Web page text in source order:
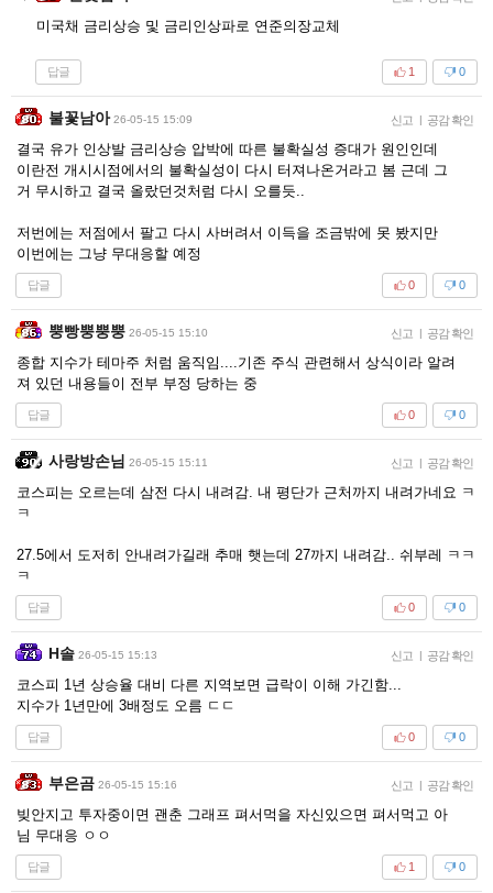
미국채 금리상승 및 금리인상파로 연준의장교체
답글 0
1
불꽃남아 26-05-15 15:09 신고 | 공감 확인
결국 유가 인상발 금리상승 압박에 따른 불확실성 증대가 원인인데
이란전 개시시점에서의 불확실성이 다시 터져나온거라고 봄 근데 그
거 무시하고 결국 올랐던것처럼 다시 오를듯..
저번에는 저점에서 팔고 다시 사버려서 이득을 조금밖에 못 봤지만
이번에는 그냥 무대응할 예정
답글 0
0
뿡빵뿡뿡뿡 26-05-15 15:10 신고 | 공감 확인
종합 지수가 테마주 처럼 움직임....기존 주식 관련해서 상식이라 알려
져 있던 내용들이 전부 부정 당하는 중
답글 0
0
사랑방손님 26-05-15 15:11 신고 | 공감 확인
코스피는 오르는데 삼전 다시 내려감. 내 평단가 근처까지 내려가네요 ㅋ
ㅋ
27.5에서 도저히 안내려가길래 추매 햇는데 27까지 내려감.. 쉬부레 ㅋㅋ
ㅋ
답글 0
0
H솔 26-05-15 15:13 신고 | 공감 확인
코스피 1년 상승율 대비 다른 지역보면 급락이 이해 가긴함...
지수가 1년만에 3배정도 오름 ㄷㄷ
답글 0
0
부은곰 26-05-15 15:16 신고 | 공감 확인
빚안지고 투자중이면 괜춘 그래프 펴서먹을 자신있으면 펴서먹고 아
님 무대응 ㅇㅇ
답글 0
1